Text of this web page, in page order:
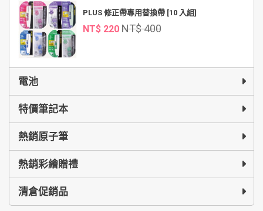
PLUS 修正帶專用替換帶 [10 入組]
NT$ 220 NT$ 400
電池
特價筆記本
熱銷原子筆
熱銷彩繪贈禮
清倉促銷品